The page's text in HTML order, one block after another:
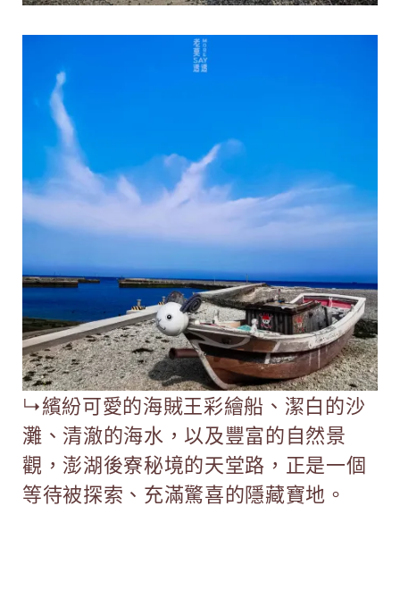
↳繽紛可愛的海賊王彩繪船、潔白的沙
灘、清澈的海水，以及豐富的自然景
觀，澎湖後寮秘境的天堂路，正是一個
等待被探索、充滿驚喜的隱藏寶地。